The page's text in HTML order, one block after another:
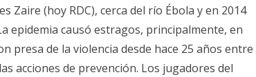
Zaire (hoy RDC), cerca del río Ébola y en 2014
epidemia causó estragos, principalmente, en
presa de la violencia desde hace 25 años entre
acciones de prevención. Los jugadores del